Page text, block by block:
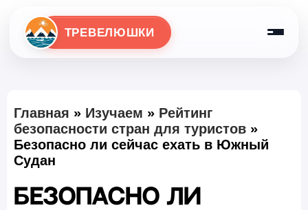
ТРЕВЕЛЮШКИ
Главная » Изучаем » Рейтинг
безопасности стран для туристов »
Безопасно ли сейчас ехать в Южный
Судан
Безопасно ли